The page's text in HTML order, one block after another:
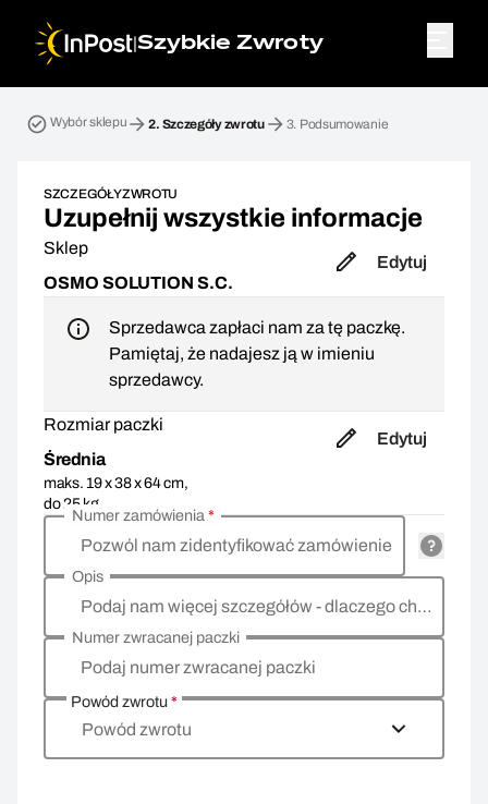
|Szybkie Zwroty
Wybór sklepu 2. Szczegóły zwrotu 3. Podsumowanie
SZCZEGÓŁY ZWROTU
Uzupełnij wszystkie informacje
Sklep
OSMO SOLUTION S.C.
Edytuj
Sprzedawca zapłaci nam za tę paczkę.
Pamiętaj, że nadajesz ją w imieniu
sprzedawcy.
Rozmiar paczki
Średnia
maks. 19 x 38 x 64 cm,
do 25 kg
Edytuj
Pozwól nam zidentyfikować zamówienie
Numer zamówienia*
Podaj nam więcej szczegółów - dlaczego chcesz zwrócić towar, co jest powodem?
Opis
Podaj numer zwracanej paczki
Numer zwracanej paczki
Powód zwrotu*
Powód zwrotu